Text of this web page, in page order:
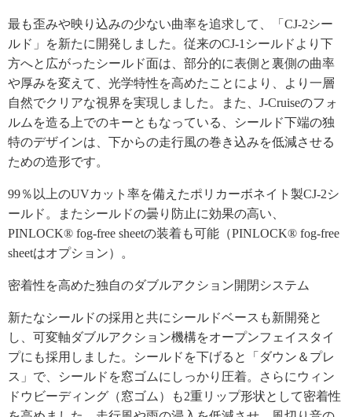
最も歪みや映り込みの少ない曲率を追求して、「CJ-2シー
ルド」を新たに開発しました。従来のCJ-1シールドより下
方へと広がったシールド面は、部分的に表側と裏側の曲率
や厚みを変えて、光学特性を高めたことにより、より一層
自然でクリアな視界を実現しました。また、J-Cruiseのフォ
ルムを造る上でのキーともなっている、シールド下端の独
特のデザインは、下からの走行風の巻き込みを低減させる
ための造形です。
99％以上のUVカット率を備えたポリカーボネイト製CJ-2シ
ールド。またシールドの曇り防止に効果の高い、
PINLOCK® fog-free sheetの装着も可能（PINLOCK® fog-free
sheetはオプション）。
密着性を高めた独自のダブルアクション開閉システム
新たなシールドの採用と共にシールドベースも新開発と
し、可変軸ダブルアクション機構をオープンフェイスタイ
プにも採用しました。シールドを下げると「ダウン＆プレ
ス」で、シールドを窓ゴムにしっかり圧着。さらにウィン
ドウビーディング（窓ゴム）も2重リップ形状として密着性